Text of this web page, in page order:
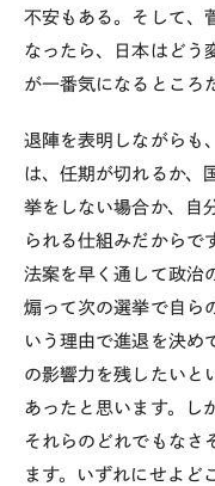
不安もある。そして、
なったら、日本はどう
が一番気になるところ
退陣を表明しながらも
は、任期が切れるか、
挙をしない場合か、自
られる仕組みだからで
法案を早く通して政治
煽って次の選挙で自ら
いう理由で進退を決め
の影響力を残したいと
あったと思います。し
それらのどれでもなさ
ます。いずれにせよど